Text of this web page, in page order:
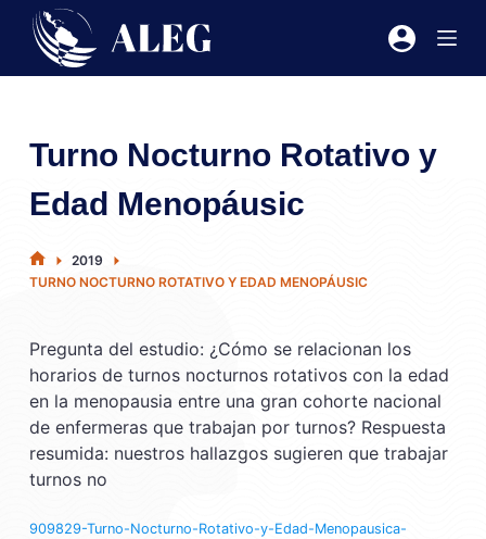
Saltar
contenido
Turno Nocturno Rotativo y
Edad Menopáusic
INICIO2019
TURNO NOCTURNO ROTATIVO Y EDAD MENOPÁUSIC
Pregunta del estudio: ¿Cómo se relacionan los
horarios de turnos nocturnos rotativos con la edad
en la menopausia entre una gran cohorte nacional
de enfermeras que trabajan por turnos? Respuesta
resumida: nuestros hallazgos sugieren que trabajar
turnos no
909829-Turno-Nocturno-Rotativo-y-Edad-Menopausica-